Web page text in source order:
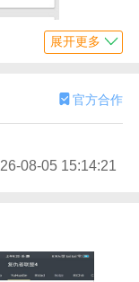
能。这个软件的
展开更多
官方合作
08-05 15:14:21